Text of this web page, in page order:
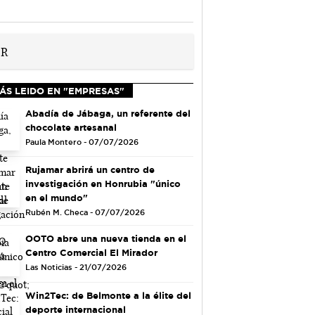
LEIDO EN "EMPRESAS"
Abadía de Jábaga, un referente del
chocolate artesanal
Paula Montero - 07/07/2026
Rujamar abrirá un centro de
investigación en Honrubia "único
en el mundo"
Rubén M. Checa - 07/07/2026
OOTO abre una nueva tienda en el
Centro Comercial El Mirador
Las Noticias - 21/07/2026
Win2Tec: de Belmonte a la élite del
deporte internacional